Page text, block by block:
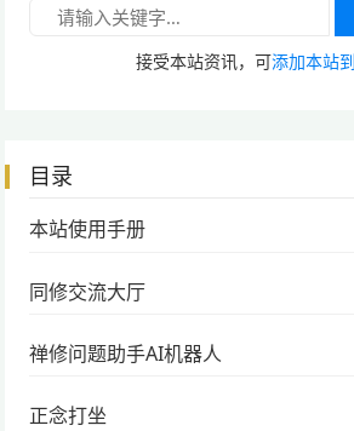
接受本站资讯，可添加本站
目录
本站使用手册
同修交流大厅
禅修问题助手AI机器人
正念打坐